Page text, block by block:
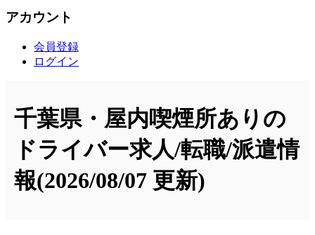
アカウント
会員登録
ログイン
千葉県・屋内喫煙所ありの
ドライバー求人/転職/派遣情
報(2026/08/07 更新)